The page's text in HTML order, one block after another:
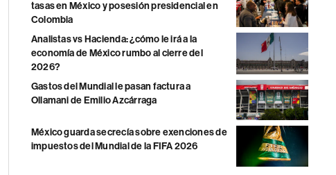
tasas en México y posesión presidencial en
Colombia
Analistas vs Hacienda: ¿cómo le irá a la
economía de México rumbo al cierre del
2026?
Gastos del Mundial le pasan factura a
Ollamani de Emilio Azcárraga
México guarda secrecía sobre exenciones de
impuestos del Mundial de la FIFA 2026